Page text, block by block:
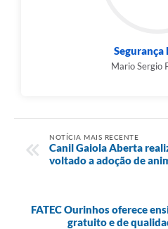
Segurança
Mario Sergio
NOTÍCIA MAIS RECENTE
Canil Gaiola Aberta
voltado a adoção de
FATEC Ourinhos oferece
gratuito e de